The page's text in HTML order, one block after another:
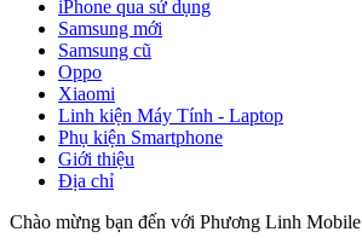
iPhone qua sử dụng
Samsung mới
Samsung cũ
Oppo
Xiaomi
Linh kiện Máy Tính - Laptop
Phụ kiện Smartphone
Giới thiệu
Địa chỉ
Chào mừng bạn đến với Phương Linh Mobile